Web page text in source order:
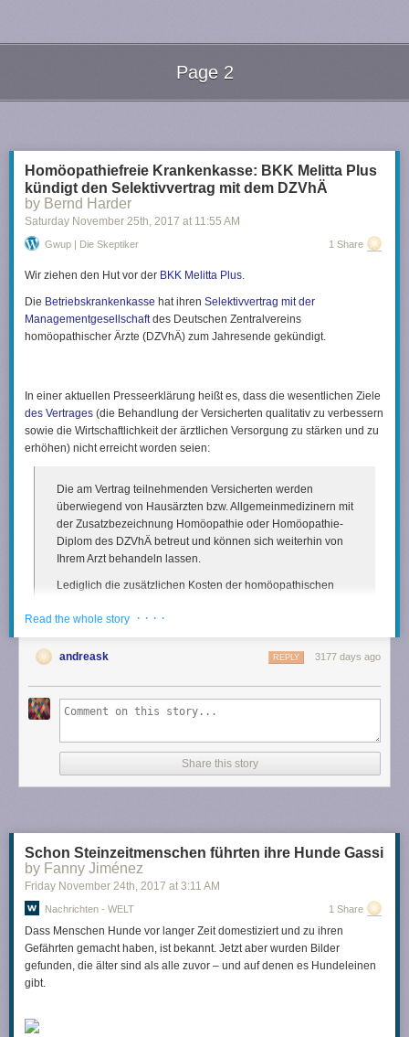
Page 2
Homöopathiefreie Krankenkasse: BKK Melitta Plus
kündigt den Selektivvertrag mit dem DZVhÄ
by Bernd Harder
Saturday November 25th, 2017 at 11:55 AM
Gwup | Die Skeptiker 1 Share
Wir ziehen den Hut vor der BKK Melitta Plus.
Die Betriebskrankenkasse hat ihren Selektivvertrag mit der
Managementgesellschaftdes Deutschen Zentralvereins
homöopathischer Ärzte (DZVhÄ) zum Jahresende gekündigt.
In einer aktuellen Presseerklärung heißt es, dass die wesentlichen Ziele
des Vertrages (die Behandlung der Versicherten qualitativ zu verbessern
sowie die Wirtschaftlichkeit der ärztlichen Versorgung zu stärken und zu
erhöhen) nicht erreicht worden seien:
Die am Vertrag teilnehmenden Versicherten werden
überwiegend von Hausärzten bzw. Allgemeinmedizinern mit
der Zusatzbezeichnung Homöopathie oder Homöopathie-
Diplom des DZVhÄ betreut und können sich weiterhin von
Ihrem Arzt behandeln lassen.
Lediglich die zusätzlichen Kosten der homöopathischen
übernommen. D. h. auf die „reguläre“ ärztliche Behandlung
hat diese Vertragskündigung keinen Einfluss.”
“apothekenpflichtige alternative Arzneimittel von maximal 100 Euro pro
Kalenderjahr je Versicherten”. Aber auch hierzu “erfolgt aktuell eine
Der Ausstieg dieser gesetzlichen Krankenkasse ausder Kooperation mit
Ein Beispiel, das Schule machen sollte!
Zum Weiterlesen:
Warum Krankenkassen endlich aufhören sollten, für Homöopathie zu
bezahlen, motherboardam 3. Juni 2016
Argument: Aber die Krankenkassen würden doch keine wirkungslosen
Mittel bezahlen,
Gesetzliche Krankenkassen und Homöopathie,
Read the whole story · · · ·
andreask 3177 days ago
REPLY
Share this story
Schon Steinzeitmenschen führten ihre Hunde Gassi
by Fanny Jiménez
Friday November 24th, 2017 at 3:11 AM
Nachrichten - WELT 1 Share
Dass Menschen Hunde vor langer Zeit domestiziert und zu ihren
Gefährten gemacht haben, ist bekannt. Jetzt aber wurden Bilder
gefunden, die älter sind als alle zuvor – und auf denen es Hundeleinen
gibt.